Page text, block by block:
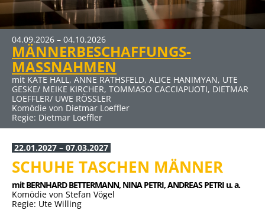
04.09.2026 – 04.10.2026
MÄNNERBESCHAFFUNGS-
MASSNAHMEN
mit KATE HALL, ANNE RATHSFELD, ALICE HANIMYAN, UTE
GESKE/ MEIKE KIRCHER, TOMMASO CACCIAPUOTI, DIETMAR
LOEFFLER/ UWE RÖSSLER
Komödie von Dietmar Loeffler
Regie: Dietmar Loeffler
22.01.2027 – 07.03.2027
SCHUHE TASCHEN MÄNNER
mit BERNHARD BETTERMANN, NINA PETRI, ANDREAS PETRI
u. a.
Komödie von Stefan Vögel
Regie: Ute Willing
22.01.2027 – 07.03.2027
SCHUHE TASCHEN MÄNNER
mit BERNHARD BETTERMANN, NINA PETRI, ANDREAS PETRI u. a.
Komödie von Stefan Vögel
Regie: Ute Willing